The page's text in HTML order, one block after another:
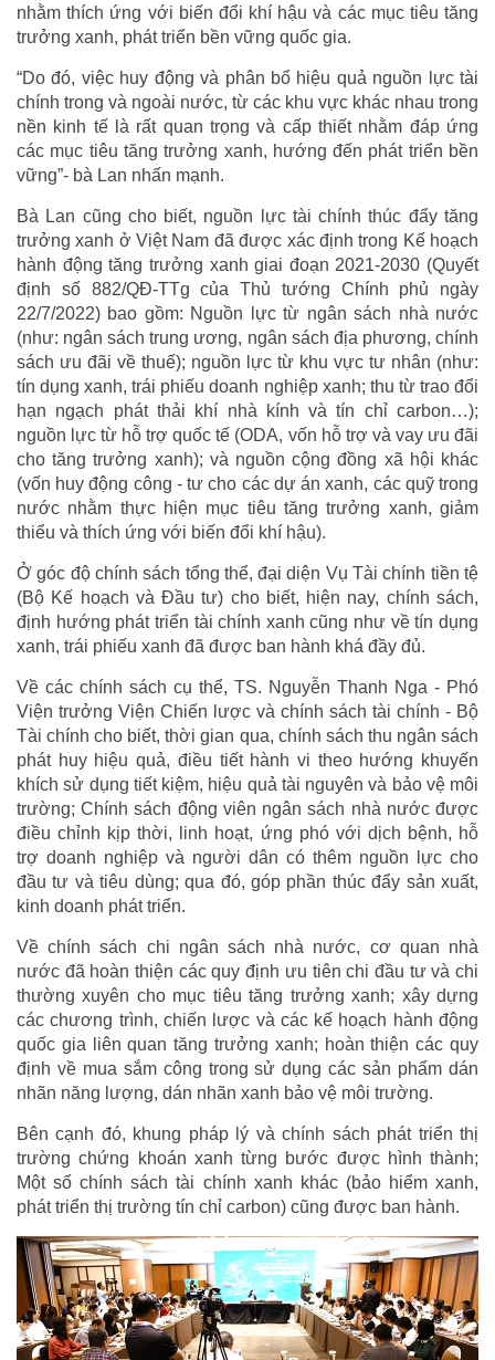
nhằm thích ứng với biến đổi khí hậu và các mục tiêu tăng
trưởng xanh, phát triển bền vững quốc gia.
“Do đó, việc huy động và phân bổ hiệu quả nguồn lực tài
chính trong và ngoài nước, từ các khu vực khác nhau trong
nền kinh tế là rất quan trọng và cấp thiết nhằm đáp ứng
các mục tiêu tăng trưởng xanh, hướng đến phát triển bền
vững”- bà Lan nhấn mạnh.
Bà Lan cũng cho biết, nguồn lực tài chính thúc đẩy tăng
trưởng xanh ở Việt Nam đã được xác định trong Kế hoạch
hành động tăng trưởng xanh giai đoạn 2021-2030 (Quyết
định số 882/QĐ-TTg của Thủ tướng Chính phủ ngày
22/7/2022) bao gồm: Nguồn lực từ ngân sách nhà nước
(như: ngân sách trung ương, ngân sách địa phương, chính
sách ưu đãi về thuế); nguồn lực từ khu vực tư nhân (như:
tín dụng xanh, trái phiếu doanh nghiệp xanh; thu từ trao đổi
hạn ngạch phát thải khí nhà kính và tín chỉ carbon…);
nguồn lực từ hỗ trợ quốc tế (ODA, vốn hỗ trợ và vay ưu đãi
cho tăng trưởng xanh); và nguồn cộng đồng xã hội khác
(vốn huy động công - tư cho các dự án xanh, các quỹ trong
nước nhằm thực hiện mục tiêu tăng trưởng xanh, giảm
thiểu và thích ứng với biến đổi khí hậu).
Ở góc độ chính sách tổng thể, đại diện Vụ Tài chính tiền tệ
(Bộ Kế hoạch và Đầu tư) cho biết, hiện nay, chính sách,
định hướng phát triển tài chính xanh cũng như về tín dụng
xanh, trái phiếu xanh đã được ban hành khá đầy đủ.
Về các chính sách cụ thể, TS. Nguyễn Thanh Nga - Phó
Viện trưởng Viện Chiến lược và chính sách tài chính - Bộ
Tài chính cho biết, thời gian qua, chính sách thu ngân sách
phát huy hiệu quả, điều tiết hành vi theo hướng khuyến
khích sử dụng tiết kiệm, hiệu quả tài nguyên và bảo vệ môi
trường; Chính sách động viên ngân sách nhà nước được
điều chỉnh kịp thời, linh hoạt, ứng phó với dịch bệnh, hỗ
trợ doanh nghiệp và người dân có thêm nguồn lực cho
đầu tư và tiêu dùng; qua đó, góp phần thúc đẩy sản xuất,
kinh doanh phát triển.
Về chính sách chi ngân sách nhà nước, cơ quan nhà
nước đã hoàn thiện các quy định ưu tiên chi đầu tư và chi
thường xuyên cho mục tiêu tăng trưởng xanh; xây dựng
các chương trình, chiến lược và các kế hoạch hành động
quốc gia liên quan tăng trưởng xanh; hoàn thiện các quy
định về mua sắm công trong sử dụng các sản phẩm dán
nhãn năng lượng, dán nhãn xanh bảo vệ môi trường.
Bên cạnh đó, khung pháp lý và chính sách phát triển thị
trường chứng khoán xanh từng bước được hình thành;
Một số chính sách tài chính xanh khác (bảo hiểm xanh,
phát triển thị trường tín chỉ carbon) cũng được ban hành.